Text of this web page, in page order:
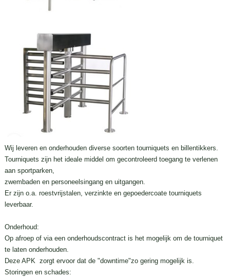
Wij leveren en onderhouden diverse soorten tourniquets en billentikkers.
Tourniquets zijn het ideale middel om gecontroleerd toegang te verlenen
aan sportparken,
zwembaden en personeelsingang en uitgangen.
Er zijn o.a. roestvrijstalen, verzinkte en gepoedercoate tourniquets
leverbaar.
Onderhoud:
Op afroep of via een onderhoudscontract is het mogelijk om de tourniquet
te laten onderhouden.
Deze APK zorgt ervoor dat de "downtime"zo gering mogelijk is.
Storingen en schades: